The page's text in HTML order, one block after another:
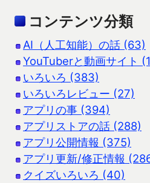
コンテンツ分類
AI（人工知能）の話 (63)
YouTuberと動画サイト
いろいろ (383)
いろいろレビュー (27)
アプリの事 (394)
アプリストアの話 (288)
アプリ公開情報 (375)
アプリ更新/修正情報
クイズいろいろ (40)